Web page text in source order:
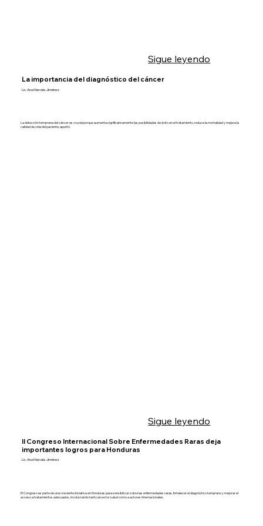
Sigue leyendo
La importancia del diagnóstico del cáncer
Lic. Ana Marcela Jiménez
La detección temprana del cáncer es crucial porque aumenta significativamente las posibilidades de éxito en el tratamiento, reduce la mortalidad y mejora la
calidad de vida del paciente, apuntó.
Sigue leyendo
II Congreso Internacional Sobre Enfermedades Raras deja
importantes logros para Honduras
Lic. Ana Marcela Jiménez
El Congreso es parte de una creciente iniciativa en Honduras para sensibilizar sobre las enfermedades raras, fortalecer el diagnóstico temprano y mejorar el
acceso a tratamientos adecuados, involucrando tanto al sector salud como a actores internacionales.